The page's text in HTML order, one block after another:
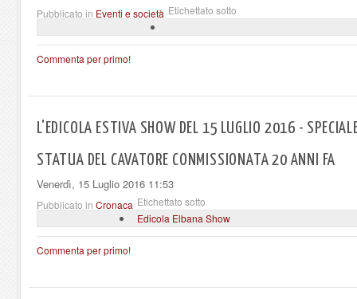
Pubblicato in Eventi e società Etichettato sotto
Commenta per primo!
L'EDICOLA ESTIVA SHOW DEL 15 LUGLIO 2016 -
STATUA DEL CAVATORE CONMISSIONATA 20 ANNI FA
Venerdì, 15 Luglio 2016 11:53
Pubblicato in Cronaca Etichettato sotto
Edicola Elbana Show
Commenta per primo!